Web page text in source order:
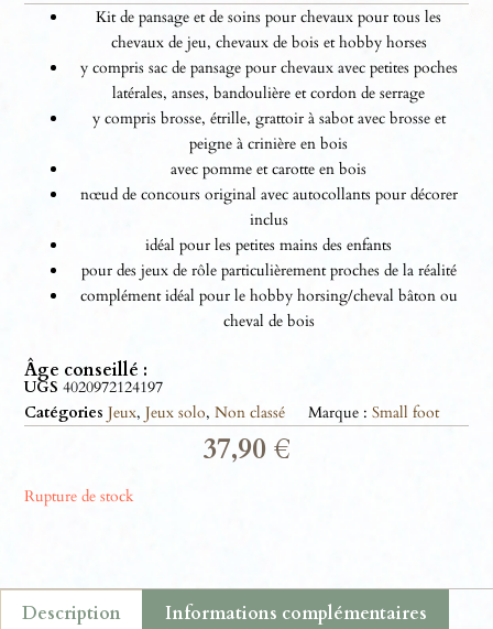
Kit de pansage et de soins pour chevaux pour tous les
chevaux de jeu, chevaux de bois et hobby horses
y compris sac de pansage pour chevaux avec petites poches
latérales, anses, bandoulière et cordon de serrage
y compris brosse, étrille, grattoir à sabot avec brosse et
peigne à crinière en bois
avec pomme et carotte en bois
nœud de concours original avec autocollants pour décorer
inclus
idéal pour les petites mains des enfants
pour des jeux de rôle particulièrement proches de la réalité
complément idéal pour le hobby horsing/cheval bâton ou
cheval de bois
Âge conseillé :
UGS4020972124197
Catégories Jeux,Jeux solo,Non classé Marque : Small foot
37,90 €
Rupture de stock
Description Informations complémentaires